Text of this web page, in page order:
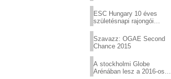
sztárjai a Margitszigeten
ESC Hungary 10 éves
születésnapi rajongói
Szavazz: OGAE Second
Chance 2015
A stockholmi Globe
Arénában lesz a 2016-os